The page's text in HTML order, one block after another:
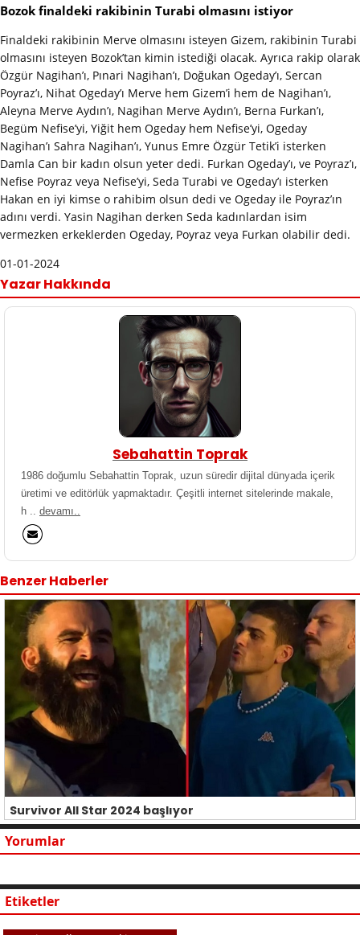
Bozok finaldeki rakibinin Turabi olmasını istiyor
Finaldeki rakibinin Merve olmasını isteyen Gizem, rakibinin Turabi
olmasını isteyen Bozok’tan kimin istediği olacak. Ayrıca rakip olarak
Özgür Nagihan’ı, Pınari Nagihan’ı, Doğukan Ogeday’ı, Sercan
Poyraz’ı, Nihat Ogeday’ı Merve hem Gizem’i hem de Nagihan’ı,
Aleyna Merve Aydın’ı, Nagihan Merve Aydın’ı, Berna Furkan’ı,
Begüm Nefise’yi, Yiğit hem Ogeday hem Nefise’yi, Ogeday
Nagihan’ı Sahra Nagihan’ı, Yunus Emre Özgür Tetik’i isterken
Damla Can bir kadın olsun yeter dedi. Furkan Ogeday’ı, ve Poyraz’ı,
Nefise Poyraz veya Nefise’yi, Seda Turabi ve Ogeday’ı isterken
Hakan en iyi kimse o rahibim olsun dedi ve Ogeday ile Poyraz’ın
adını verdi. Yasin Nagihan derken Seda kadınlardan isim
vermezken erkeklerden Ogeday, Poyraz veya Furkan olabilir dedi.
01-01-2024
Yazar Hakkında
Sebahattin Toprak
1986 doğumlu Sebahattin Toprak, uzun süredir dijital dünyada içerik
üretimi ve editörlük yapmaktadır. Çeşitli internet sitelerinde makale,
h .. devamı..
Benzer Haberler
Survivor All Star 2024 başlıyor
Yorumlar
Etiketler